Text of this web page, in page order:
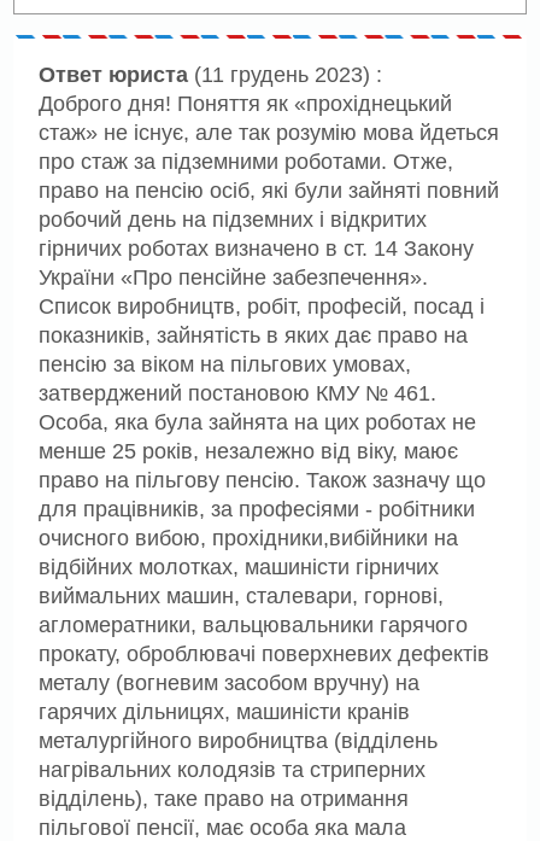
Ответ юриста(11 грудень 2023) :
Доброго дня! Поняття як «прохіднецький
стаж» не існує, але так розумію мова йдеться
про стаж за підземними роботами. Отже,
право на пенсію осіб, які були зайняті повний
робочий день на підземних і відкритих
гірничих роботах визначено в ст. 14 Закону
України «Про пенсійне забезпечення».
Список виробництв, робіт, професій, посад і
показників, зайнятість в яких дає право на
пенсію за віком на пільгових умовах,
затверджений постановою КМУ № 461.
Особа, яка була зайнята на цих роботах не
менше 25 років, незалежно від віку, маює
право на пільгову пенсію. Також зазначу що
для працівників, за професіями - робітники
очисного вибою, прохідники,вибійники на
відбійних молотках, машиністи гірничих
виймальних машин, сталевари, горнові,
агломератники, вальцювальники гарячого
прокату, оброблювачі поверхневих дефектів
металу (вогневим засобом вручну) на
гарячих дільницях, машиністи кранів
металургійного виробництва (відділень
нагрівальних колодязів та стриперних
відділень), таке право на отримання
пільгової пенсії, має особа яка мала